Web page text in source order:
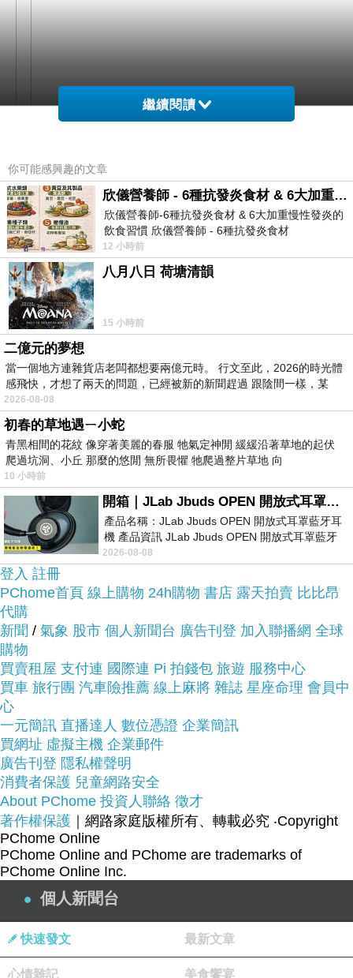
網購經驗10多年的我在想Baby童衣 女寶寶 紗紗哈
衣連身衣32144在網路上買應該會比較便宜，
而且24小時都能買，上網慢慢挑選，不用等店家開
門也不用看店員臉色，這麼方便當然選擇在
網路上購買~~
於是我參考了其他網友Baby童衣 女寶寶 紗紗哈衣
連身衣32144的推薦開箱文及心得分享!
上網找了很多Baby童衣 女寶寶 紗紗哈衣連身衣
32144評論跟比價的結果，還有哪裡買最便宜划
算，發現它真的很不錯!!
而且在網路上購買，品質有保障又有七天鑑
賞期，不滿意可以退貨也不用擔心買
貴!
服務這麼優，當然在網路購物最好啦~~你一定要來
看看Baby童衣 女寶寶 紗紗哈衣連身衣32144~~
商品網址:熱賣牛仔休閒服飾
尺碼：70.80.90碼
顏色： 淡粉
女寶寶超可愛大蝴蝶結設計包屁裙
繼續閱讀
你可能感興趣的文章
欣儀營養師 - 6種抗發炎食材 & 6大加重慢性發炎的飲食習慣
欣儀營養師-6種抗發炎食材 & 6大加重慢性發炎的
飲食習慣 欣儀營養師 - 6種抗發炎食材
https://www.facebook.com/photo/?fbid=147
12 小時前
八月八日 荷塘清韻
15 小時前
二億元的夢想
當一個地方連雜貨店老闆都想要兩億元時。 行文至此，2026的時光體
感飛快，才想了兩天的問題，已經被新的新聞趕過 跟陰間一樣，某
2026-08-08
初春的草地遇ㄧ小蛇
青黑相間的花紋 像穿著美麗的春服 牠氣定神閒 緩緩沿著草地的起伏
爬過坑洞、小丘 那麼的悠閒 無所畏懼 牠爬過整片草地 向
10 小時前
開箱｜JLab Jbuds OPEN 開放式耳罩藍牙耳機 - 設計美學，輕巧、透氣、環境音全物理達成！
產品名稱：JLab Jbuds OPEN 開放式耳罩藍牙耳
機 產品資訊 JLab Jbuds OPEN 開放式耳罩藍牙
耳機評語：非常有特色，值得喜愛美型工
2026-08-08
登入 註冊
PChome首頁 線上購物 24h購物 書店 露天拍賣 比比昂
代購
新聞 / 氣象 股市 個人新聞台 廣告刊登 加入聯播網 全球
購物
買賣租屋 支付連 國際連 Pi 拍錢包 旅遊 服務中心
買車 旅行團 汽車險推薦 線上麻將 雜誌 星座命理 會員中
心
一元簡訊 直播達人 數位憑證 企業簡訊
買網址 虛擬主機 企業郵件
廣告刊登 隱私權聲明
消費者保護 兒童網路安全
About PChome 投資人聯絡 徵才
著作權保護 ｜網路家庭版權所有、轉載必究 ‧Copyright
PChome Online
PChome Online and PChome are trademarks of
PChome Online Inc.
個人新聞台
快速發文 最新文章
心情雜記 美食饗宴